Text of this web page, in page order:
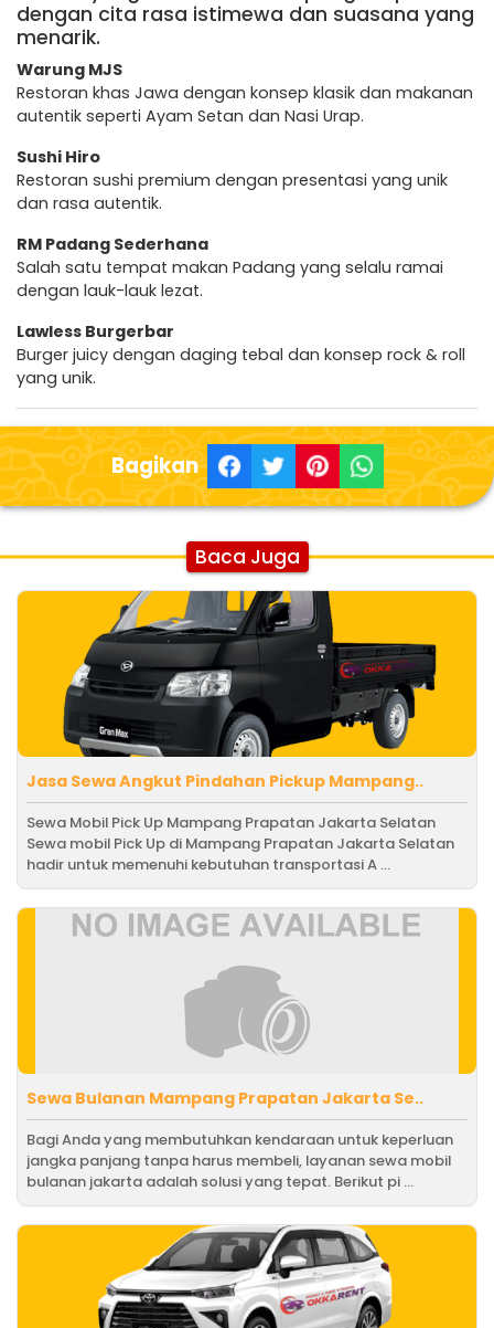
dengan cita rasa istimewa dan suasana yang
menarik.
Warung MJS
Restoran khas Jawa dengan konsep klasik dan makanan
autentik seperti Ayam Setan dan Nasi Urap.
Sushi Hiro
Restoran sushi premium dengan presentasi yang unik
dan rasa autentik.
RM Padang Sederhana
Salah satu tempat makan Padang yang selalu ramai
dengan lauk-lauk lezat.
Lawless Burgerbar
Burger juicy dengan daging tebal dan konsep rock & roll
yang unik.
Bagikan
Baca Juga
Jasa Sewa Angkut Pindahan Pickup Mampang..
Sewa Mobil Pick Up Mampang Prapatan Jakarta Selatan
Sewa mobil Pick Up di Mampang Prapatan Jakarta Selatan
hadir untuk memenuhi kebutuhan transportasi A ...
Sewa Bulanan Mampang Prapatan Jakarta Se..
Bagi Anda yang membutuhkan kendaraan untuk keperluan
jangka panjang tanpa harus membeli, layanan sewa mobil
bulanan jakarta adalah solusi yang tepat. Berikut pi ...